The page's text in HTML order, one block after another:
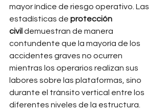
mayor índice de riesgo operativo. Las
estadísticas de protección
civil demuestran de manera
contundente que la mayoría de los
accidentes graves no ocurren
mientras los operarios realizan sus
labores sobre las plataformas, sino
durante el tránsito vertical entre los
diferentes niveles de la estructura.